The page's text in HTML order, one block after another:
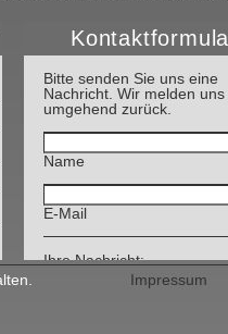
Bitte senden Sie uns eine
Nachricht. Wir melden uns
umgehend zurück.
Name
E-Mail
Ihre Nachricht:
Impressum